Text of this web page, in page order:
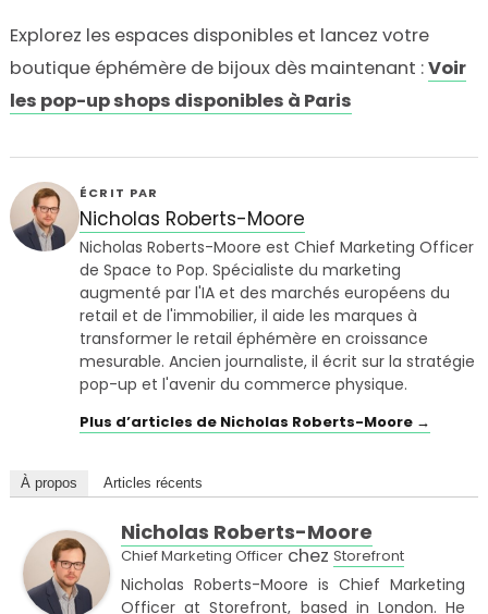
Explorez les espaces disponibles et lancez votre
boutique éphémère de bijoux dès maintenant :Voir
les pop-up shops disponibles à Paris
ÉCRIT PAR
Nicholas Roberts-Moore
Nicholas Roberts-Moore est Chief Marketing Officer
de Space to Pop. Spécialiste du marketing
augmenté par l'IA et des marchés européens du
retail et de l'immobilier, il aide les marques à
transformer le retail éphémère en croissance
mesurable. Ancien journaliste, il écrit sur la stratégie
pop-up et l'avenir du commerce physique.
Plus d’articles de Nicholas Roberts-Moore →
À propos Articles récents
Nicholas Roberts-Moore
Chief Marketing Officerchez Storefront
Nicholas Roberts-Moore is Chief Marketing
Officer at Storefront, based in London. He